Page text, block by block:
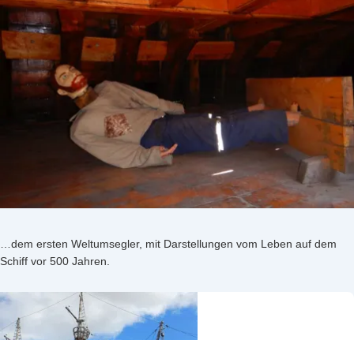
…dem ersten Weltumsegler, mit Darstellungen vom Leben auf dem
Schiff vor 500 Jahren.